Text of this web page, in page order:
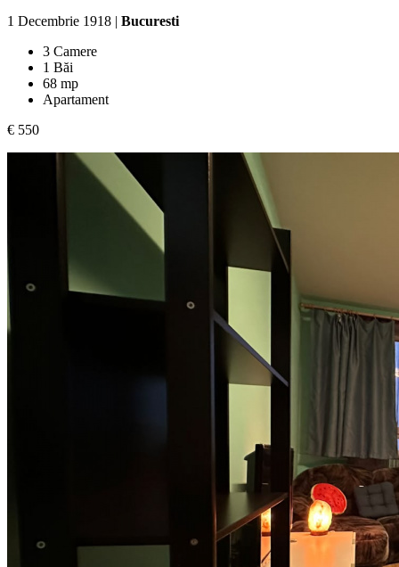
1 Decembrie 1918 | Bucuresti
3 Camere
1 Băi
68 mp
Apartament
€ 550